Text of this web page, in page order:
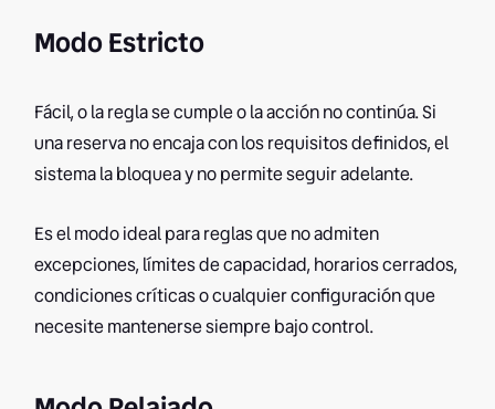
Modo Estricto
Fácil, o la regla se cumple o la acción no continúa. Si
una reserva no encaja con los requisitos definidos, el
sistema la bloquea y no permite seguir adelante.
Es el modo ideal para reglas que no admiten
excepciones, límites de capacidad, horarios cerrados,
condiciones críticas o cualquier configuración que
necesite mantenerse siempre bajo control.